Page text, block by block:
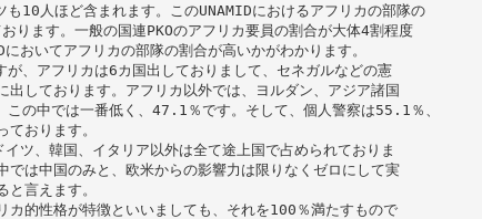
10人ほど含まれます。このUNAMIDにおけるアフリカの部隊の
ります。一般の国連PKOのアフリカ要員の割合が大体4割程度
おいてアフリカの部隊の割合が高いかがわかります。
が、アフリカは6カ国出しておりまして、セネガルなどの憲
出しております。アフリカ以外では、ヨルダン、アジア諸国
この中では一番低く、47.1％です。そして、個人警察は55.1％、
おります。
イツ、韓国、イタリア以外は全て途上国で占められておりま
では中国のみと、欧米からの影響力は限りなくゼロにして実
言えます。
カ的性格が特徴といいましても、それを100％満たすもので